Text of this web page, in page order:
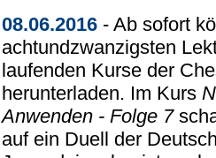
08.06.2016- Ab sofort
achtundzwanzigsten
laufenden Kurse der
herunterladen. Im Kurs
Anwenden - Folge 7
auf ein Duell der